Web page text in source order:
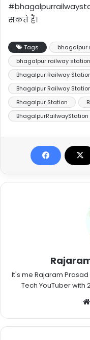
सकते हैं।
Tags
bhagalpur
bhagalpur railway
Bhagalpur Railway
Bhagalpur Railway
Bhagalpur Station
BhagalpurRailwayStation
It's me Rajaram
Tech YouTuber with